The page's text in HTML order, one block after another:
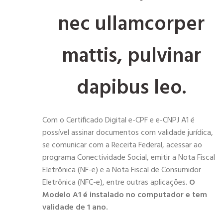
nec ullamcorper
mattis, pulvinar
dapibus leo.
Com o Certificado Digital e-CPF e e-CNPJ A1 é
possível assinar documentos com validade jurídica,
se comunicar com a Receita Federal, acessar ao
programa Conectividade Social, emitir a Nota Fiscal
Eletrônica (NF-e) e a Nota Fiscal de Consumidor
Eletrônica (NFC-e), entre outras aplicações. O
Modelo A1 é instalado no computador e tem
validade de 1 ano.